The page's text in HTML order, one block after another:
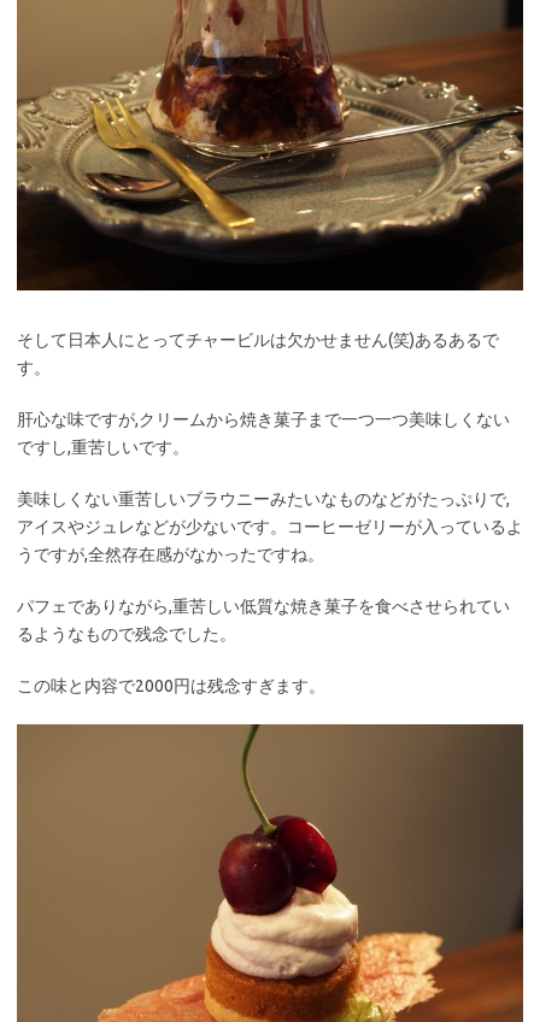
そして日本人にとってチャービルは欠かせません(笑)あるあるで
す。
肝心な味ですが,クリームから焼き菓子まで一つ一つ美味しくない
ですし,重苦しいです。
美味しくない重苦しいブラウニーみたいなものなどがたっぷりで,
アイスやジュレなどが少ないです。コーヒーゼリーが入っているよ
うですが,全然存在感がなかったですね。
パフェでありながら,重苦しい低質な焼き菓子を食べさせられてい
るようなもので残念でした。
この味と内容で2000円は残念すぎます。